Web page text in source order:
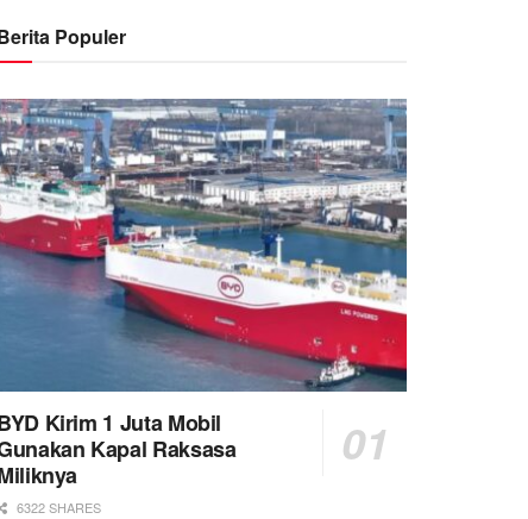
Populer
Kirim 1 Juta Mobil
Kapal Raksasa
6322 SHARES